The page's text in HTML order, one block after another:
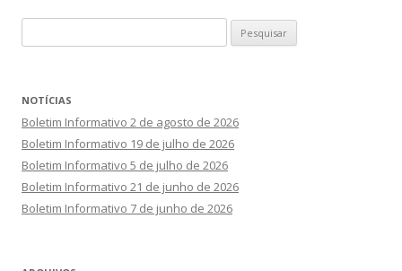
por:
NOTÍCIAS
Boletim Informativo 2 de agosto de 2026
Boletim Informativo 19 de julho de 2026
Boletim Informativo 5 de julho de 2026
Boletim Informativo 21 de junho de 2026
Boletim Informativo 7 de junho de 2026